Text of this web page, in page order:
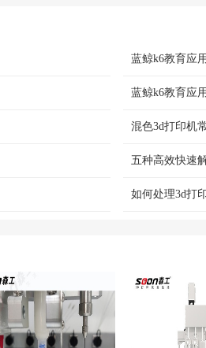
混色3d打印机
五种高效快速
如何处理3d打